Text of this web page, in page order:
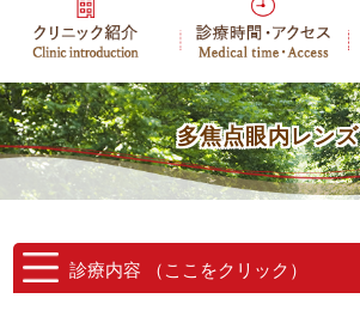
多焦点眼内レンズ
診療内容 （ここをクリック）